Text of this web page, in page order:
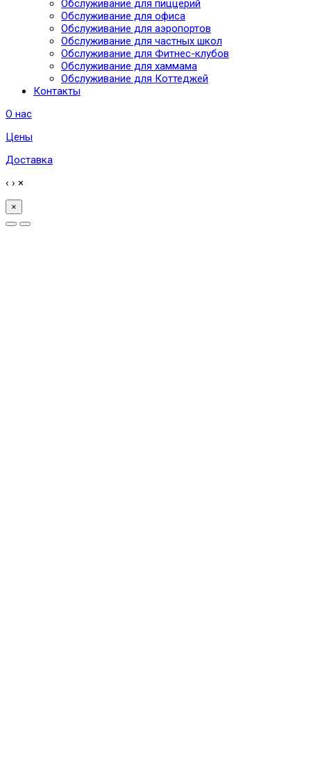
Обслуживание для пиццерий
Обслуживание для офиса
Обслуживание для аэропортов
Обслуживание для частных школ
Обслуживание для Фитнес-клубов
Обслуживание для хаммама
Обслуживание для Коттеджей
Контакты
О нас
Цены
Доставка
‹ › ×
×